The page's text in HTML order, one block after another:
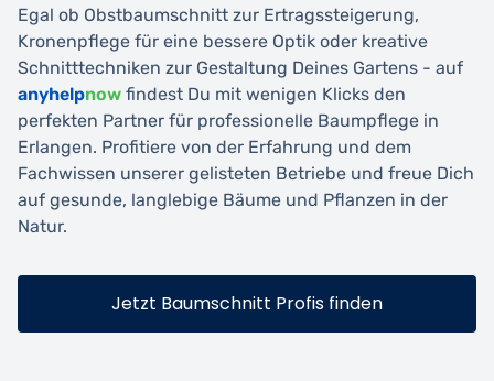
Egal ob Obstbaumschnitt zur Ertragssteigerung,
Kronenpflege für eine bessere Optik oder kreative
Schnitttechniken zur Gestaltung Deines Gartens - auf
anyhelpnow findest Du mit wenigen Klicks den
perfekten Partner für professionelle Baumpflege in
Erlangen. Profitiere von der Erfahrung und dem
Fachwissen unserer gelisteten Betriebe und freue Dich
auf gesunde, langlebige Bäume und Pflanzen in der
Natur.
Jetzt Baumschnitt Profis finden